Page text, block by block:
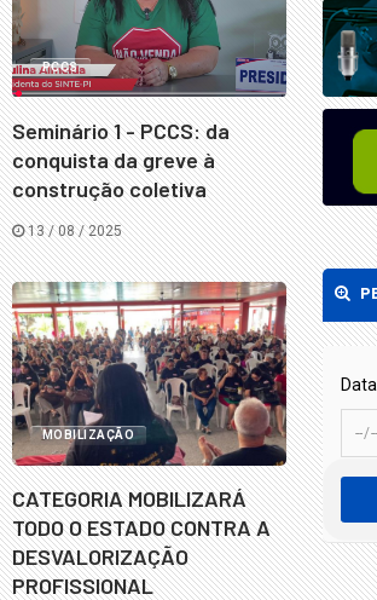
PCCS
Seminário 1 - PCCS: da
conquista da greve à
construção coletiva
13 / 08 / 2025
MOBILIZAÇÃO
CATEGORIA MOBILIZARÁ
TODO O ESTADO CONTRA A
DESVALORIZAÇÃO
PROFISSIONAL